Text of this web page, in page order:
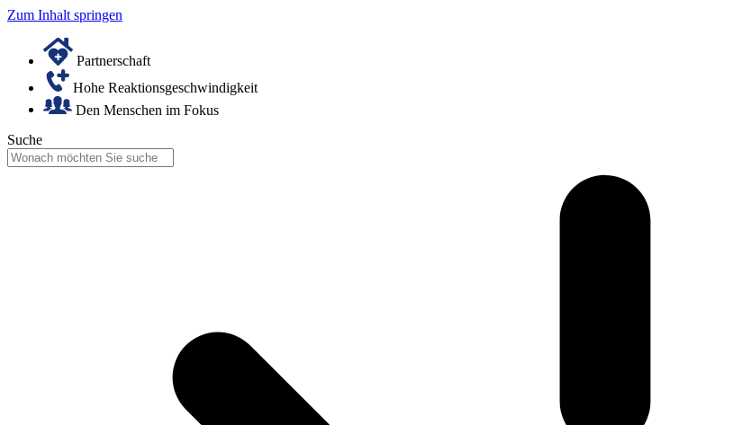
Zum Inhalt springen
Partnerschaft
Hohe Reaktionsgeschwindigkeit
Den Menschen im Fokus
Suche